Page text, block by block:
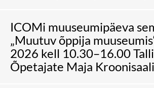
ICOMi muuseumipäeva
„Muutuv õppija
2026 kell 10.30–16.00
Õpetajate Maja